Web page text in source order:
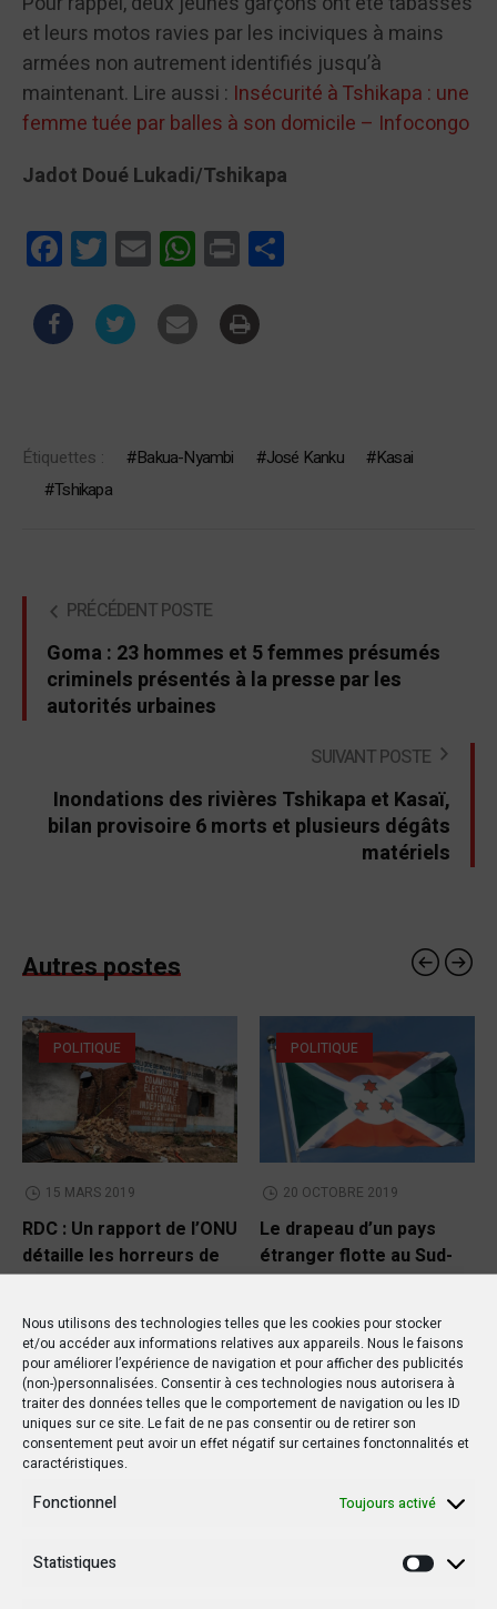
Nous utilisons des technologies telles que les cookies pour stocker
et/ou accéder aux informations relatives aux appareils. Nous le faisons
pour améliorer l’expérience de navigation et pour afficher des publicités
(non-)personnalisées. Consentir à ces technologies nous autorisera à
traiter des données telles que le comportement de navigation ou les ID
uniques sur ce site. Le fait de ne pas consentir ou de retirer son
consentement peut avoir un effet négatif sur certaines fonctonnalités et
caractéristiques.
Fonctionnel Toujours activé
Statistiques
et leurs motos ravies par les inciviques à mains
armées non autrement identifiés jusqu’à
maintenant. Lire aussi : Insécurité à Tshikapa : une
femme tuée par balles à son domicile – Infocongo
Jadot Doué Lukadi/Tshikapa
FacebookTwitterEmail WhatsApp
Print
Étiquettes : Bakua-Nyambi José Kanku
Kasai
Tshikapa
PRÉCÉDENT POSTE
Goma : 23 hommes et 5 femmes présumés
criminels présentés à la presse par les
autorités urbaines
SUIVANT POSTE
Inondations des rivières Tshikapa et Kasaï,
bilan provisoire 6 morts et plusieurs dégâts
matériels
Autres postes
POLITIQUE
15 MARS 2019
RDC : Un rapport de l’ONU
détaille les horreurs de
la violence à Yumbi
POLITIQUE
20 OCTOBRE 2019
Le drapeau d’un pays
étranger flotte au Sud-
Kivu !